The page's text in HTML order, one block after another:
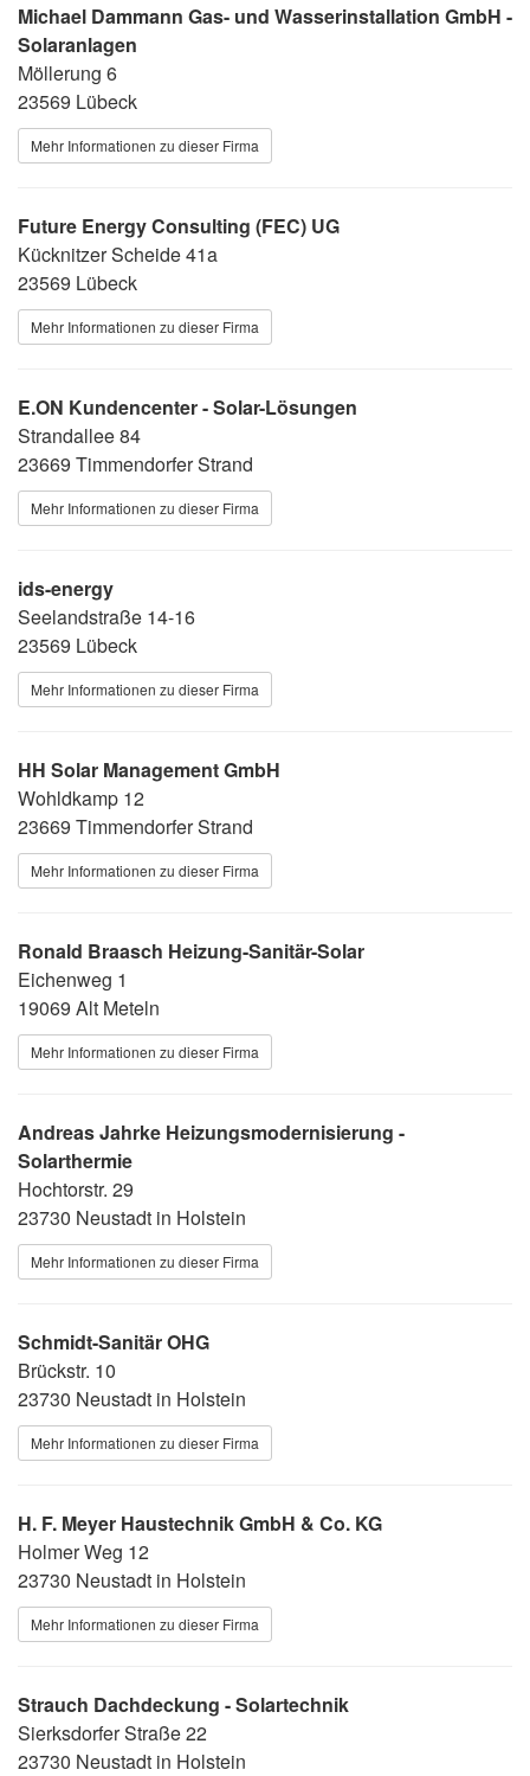
Michael Dammann Gas- und Wasserinstallation GmbH -
Solaranlagen
Möllerung 6
23569 Lübeck
Mehr Informationen zu dieser Firma
Future Energy Consulting (FEC) UG
Kücknitzer Scheide 41a
23569 Lübeck
Mehr Informationen zu dieser Firma
E.ON Kundencenter - Solar-Lösungen
Strandallee 84
23669 Timmendorfer Strand
Mehr Informationen zu dieser Firma
ids-energy
Seelandstraße 14-16
23569 Lübeck
Mehr Informationen zu dieser Firma
HH Solar Management GmbH
Wohldkamp 12
23669 Timmendorfer Strand
Mehr Informationen zu dieser Firma
Ronald Braasch Heizung-Sanitär-Solar
Eichenweg 1
19069 Alt Meteln
Mehr Informationen zu dieser Firma
Andreas Jahrke Heizungsmodernisierung -
Solarthermie
Hochtorstr. 29
23730 Neustadt in Holstein
Mehr Informationen zu dieser Firma
Schmidt-Sanitär OHG
Brückstr. 10
23730 Neustadt in Holstein
Mehr Informationen zu dieser Firma
H. F. Meyer Haustechnik GmbH & Co. KG
Holmer Weg 12
23730 Neustadt in Holstein
Mehr Informationen zu dieser Firma
Strauch Dachdeckung - Solartechnik
Sierksdorfer Straße 22
23730 Neustadt in Holstein